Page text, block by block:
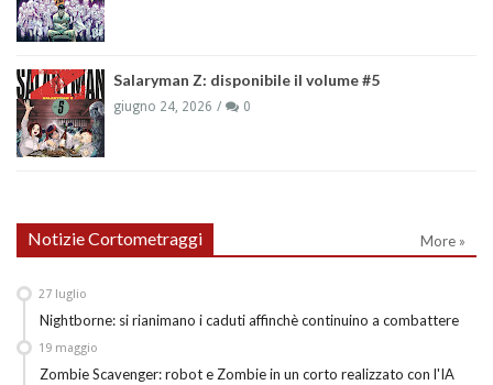
Salaryman Z: disponibile il volume #5
giugno 24, 2026 0
Notizie Cortometraggi More »
Nightborne: si rianimano i caduti affinchè continuino a combattere
27 luglio
Zombie Scavenger: robot e Zombie in un corto realizzato con l'IA
19 maggio